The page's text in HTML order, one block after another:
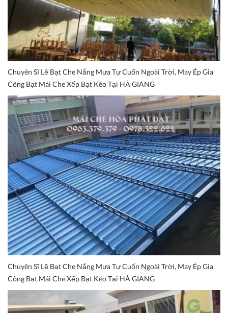
Chuyên Sĩ Lẽ Bạt Che Nắng Mưa Tự Cuốn Ngoài Trời, May Ép Gia
Công Bạt Mái Che Xếp Bạt Kéo Tại HÀ GIANG
Chuyên Sĩ Lẽ Bạt Che Nắng Mưa Tự Cuốn Ngoài Trời, May Ép Gia
Công Bạt Mái Che Xếp Bạt Kéo Tại HÀ GIANG